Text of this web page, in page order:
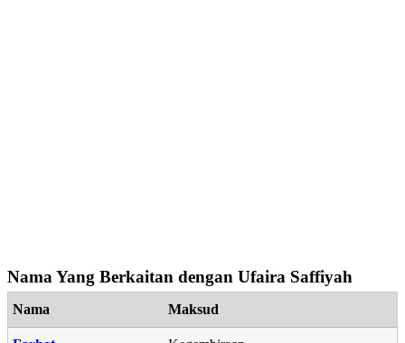
Nama Yang Berkaitan dengan Ufaira Saffiyah
Nama Maksud